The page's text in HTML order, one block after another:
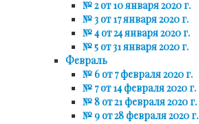
№ 2 от 10 января 2020 г.
№ 3 от 17 января 2020 г.
№ 4 от 24 января 2020 г.
№ 5 от 31 января 2020 г.
Февраль
№ 6 от 7 февраля 2020 г.
№ 7 от 14 февраля 2020 г.
№ 8 от 21 февраля 2020 г.
№ 9 от 28 февраля 2020 г.